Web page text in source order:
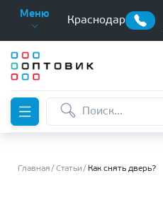
Меню
Краснодар
Главная Статьи Как снять дверь?